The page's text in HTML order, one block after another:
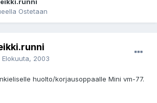
Ostetaan
Elokuuta, 2003
huolto/korjausoppaalle Mini vm-77.